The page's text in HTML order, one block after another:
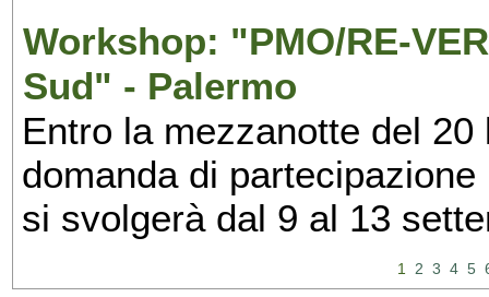
Workshop: "PMO/RE-
Sud" - Palermo
Entro la mezzanotte del
domanda di
si svolgerà dal 9 al 13
1 2 3 4 5